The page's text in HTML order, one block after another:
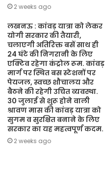
2 weeks ago
लखनऊ : कांवड़ यात्रा को लेकर
योगी सरकार की तैयारी,
चलाएगी अतिरिक्त बसें साथ ही
24 घंटे की निगरानी के लिए
एक्टिव रहेगा कंट्रोल रूम. कांवड़
मार्ग पर स्थित बस स्टेशनों पर
पेयजल, स्वच्छ शौचालय और
बैठने की रहेगी उचित व्यवस्था.
30 जुलाई से शुरू होने वाली
श्रावण मास की कांवड़ यात्रा को
सुगम व सुरक्षित बनाने के लिए
सरकार का यह महत्वपूर्ण कदम.
2 weeks ago